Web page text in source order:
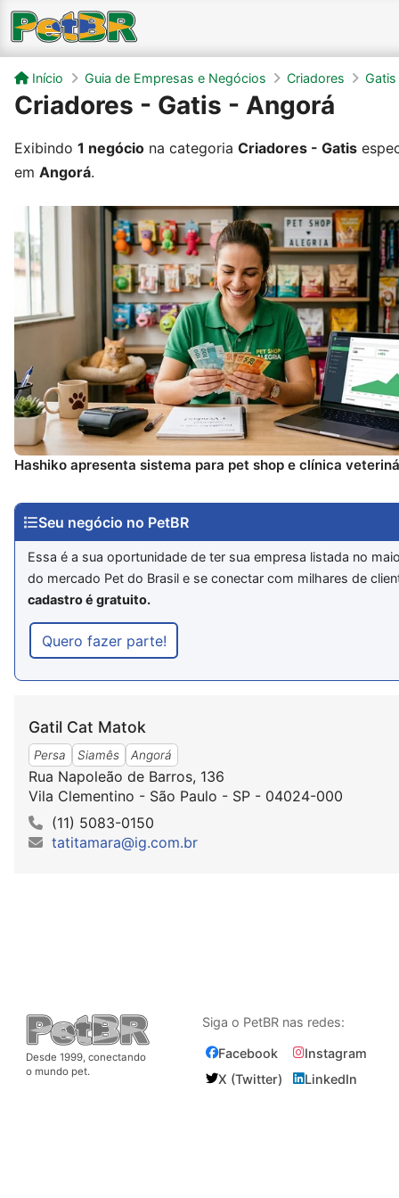
Início Guia de Empresas e Negócios Criadores Gatis
Criadores - Gatis - Angorá
Exibindo 1 negócio na categoria Criadores - Gatis
em Angorá.
Hashiko apresenta sistema para pet shop e clínica
Seu negócio no PetBR
Essa é a sua oportunidade de ter sua empresa listada no
do mercado Pet do Brasil e se conectar com milhares de
cadastro é gratuito.
Quero fazer parte!
Gatil Cat Matok
Persa Siamês Angorá
Rua Napoleão de Barros, 136
Vila Clementino - São Paulo - SP - 04024-000
(11) 5083-0150
tatitamara@ig.com.br
Desde 1999, conectando
o mundo pet.
Siga o PetBR nas redes:
Facebook
Instagram
X (Twitter)
LinkedIn